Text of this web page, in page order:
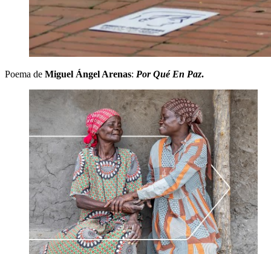
Poema de Miguel Ángel Arenas: Por Qué En Paz.